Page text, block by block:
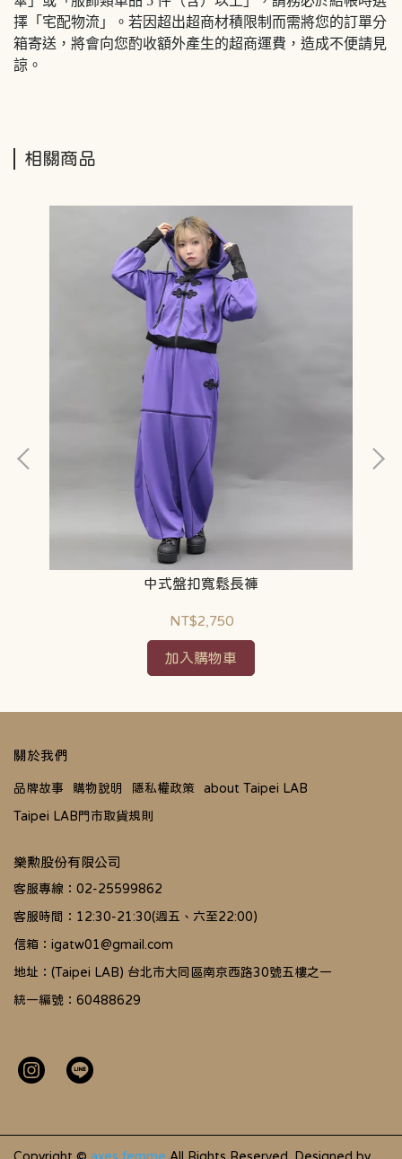
擇「宅配物流」。若因超出超商材積限制而需將您的訂單分
箱寄送，將會向您酌收額外產生的超商運費，造成不便請見
諒。
相關商品
中式盤扣寬鬆長褲
NT$2,750
加入購物車
關於我們
品牌故事 購物說明 隱私權政策
about Taipei LAB
Taipei LAB門市取貨規則
樂勲股份有限公司
客服專線：02-25599862
客服時間：12:30-21:30(週五、六至22:00)
信箱：igatw01@gmail.com
地址：(Taipei LAB) 台北市大同區南京西路30號五樓之一
統一編號：60488629
Copyright © axes femme All Rights Reserved. Designed by